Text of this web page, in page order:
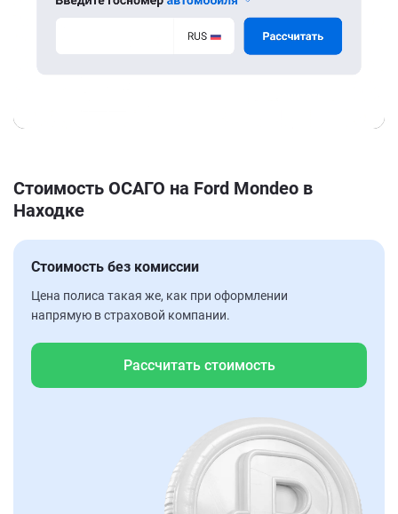
Стоимость ОСАГО на Ford Mondeo в
Находке
Стоимость без комиссии
Цена полиса такая же, как при оформлении
напрямую в страховой компании.
Рассчитать стоимость